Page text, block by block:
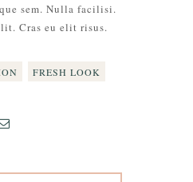
sem. Nulla facilisi.
Cras eu elit risus.
FRESH LOOK